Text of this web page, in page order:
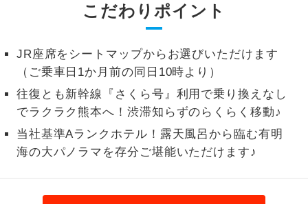
こだわりポイント
JR座席をシートマップからお選びいただけます
（ご乗車日1か月前の同日10時より）
往復とも新幹線『さくら号』利用で乗り換えなし
でラクラク熊本へ！渋滞知らずのらくらく移動♪
当社基準Aランクホテル！露天風呂から臨む有明
海の大パノラマを存分ご堪能いただけます♪
お部屋食
お部屋にてゆっくりとお召し上がりいた
だけます。
トラベルイヤ
ホン
周りの音を気にせず、ガイドさんの説明
をじっくり聞くことができます。
1名様催行
1名様から出発可能な個人型プランで
す。
2名様催行
2名様から出発可能な個人型プランで
おひとり様参
おひとり様限定でご参加いただけるコー